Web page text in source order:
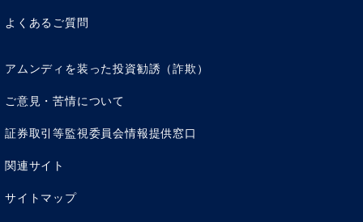
よくあるご質問
アムンディを装った投資勧誘（詐欺）
ご意見・苦情について
証券取引等監視委員会情報提供窓口
関連サイト
サイトマップ